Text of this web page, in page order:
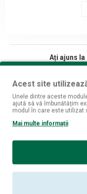
Ați ajuns
Fii mereu la curent cu
Acest site
Unele dintre aceste
ajută să vă îmbunătățim
modul în care este utilizat
Mai multe informații